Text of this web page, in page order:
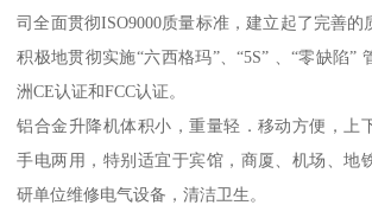
司全面贯彻ISO9000质量标准，建立起了完善的
积极地贯彻实施“六西格玛”、“5S” 、“零缺陷”
洲CE认证和FCC认证。
铝合金升降机体积小，重量轻．移动方便，上
手电两用，特别适宜于宾馆，商厦、机场、地
研单位维修电气设备，清洁卫生。